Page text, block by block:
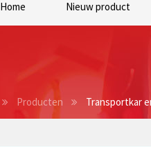
Home Nieuw product
Producten Transportkar